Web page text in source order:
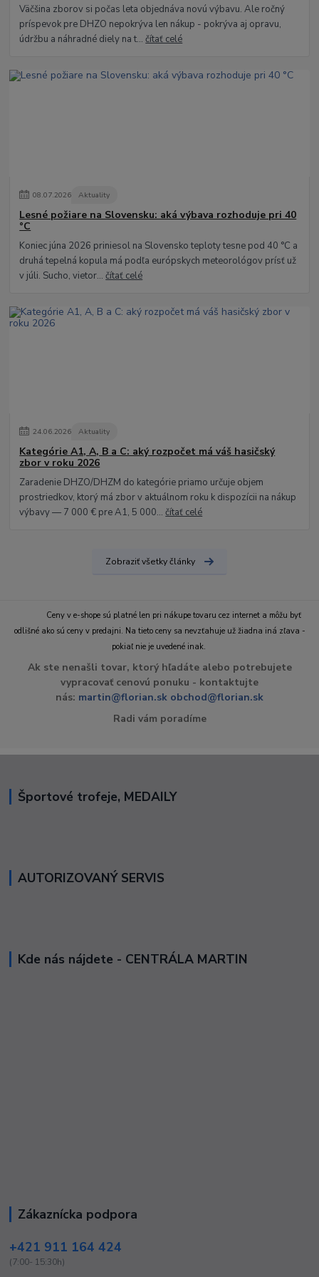
Väčšina zborov si počas leta objednáva novú výbavu. Ale ročný
príspevok pre DHZO nepokrýva len nákup - pokrýva aj opravu,
údržbu a náhradné diely na t...čítať celé
08.07.2026 Aktuality
Lesné požiare na Slovensku: aká výbava rozhoduje pri 40
°C
Koniec júna 2026 priniesol na Slovensko teploty tesne pod 40 °C a
druhá tepelná kopula má podľa európskych meteorológov prísť už
v júli. Sucho, vietor...čítať celé
24.06.2026 Aktuality
Kategórie A1, A, B a C: aký rozpočet má váš hasičský
zbor v roku 2026
Zaradenie DHZO/DHZM do kategórie priamo určuje objem
prostriedkov, ktorý má zbor v aktuálnom roku k dispozícii na nákup
výbavy — 7 000 € pre A1, 5 000...čítať celé
Zobraziť všetky články
Ceny v e-shope sú platné len pri nákupe tovaru cez internet a môžu byť
odlišné ako sú ceny v predajni. Na tieto ceny sa nevzťahuje už žiadna iná zľava -
pokiaľ nie je uvedené inak.
Ak ste nenašli tovar, ktorý hľadáte alebo potrebujete
vypracovať cenovú ponuku - kontaktujte
nás: martin@florian.sk obchod@florian.sk
Radi vám poradíme
Športové trofeje, MEDAILY
AUTORIZOVANÝ SERVIS
Kde nás nájdete - CENTRÁLA MARTIN
Zákaznícka podpora
+421 911 164 424
(7:00- 15:30h)